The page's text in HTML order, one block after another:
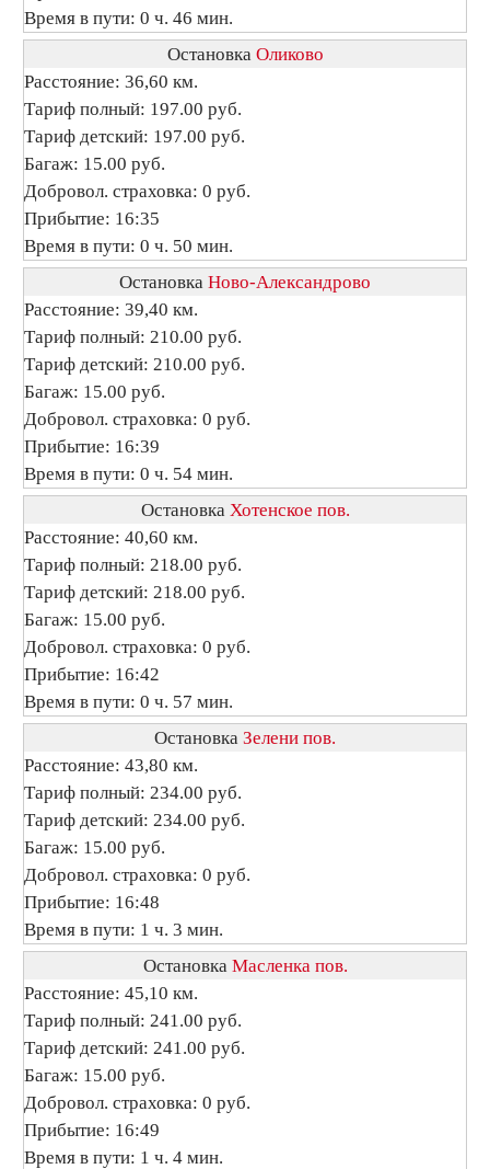
Время в пути: 0 ч. 46 мин.
Остановка Оликово
Расстояние: 36,60 км.
Тариф полный: 197.00 руб.
Тариф детский: 197.00 руб.
Багаж: 15.00 руб.
Добровол. страховка: 0 руб.
Прибытие: 16:35
Время в пути: 0 ч. 50 мин.
Остановка Ново-Александрово
Расстояние: 39,40 км.
Тариф полный: 210.00 руб.
Тариф детский: 210.00 руб.
Багаж: 15.00 руб.
Добровол. страховка: 0 руб.
Прибытие: 16:39
Время в пути: 0 ч. 54 мин.
Остановка Хотенское пов.
Расстояние: 40,60 км.
Тариф полный: 218.00 руб.
Тариф детский: 218.00 руб.
Багаж: 15.00 руб.
Добровол. страховка: 0 руб.
Прибытие: 16:42
Время в пути: 0 ч. 57 мин.
Остановка Зелени пов.
Расстояние: 43,80 км.
Тариф полный: 234.00 руб.
Тариф детский: 234.00 руб.
Багаж: 15.00 руб.
Добровол. страховка: 0 руб.
Прибытие: 16:48
Время в пути: 1 ч. 3 мин.
Остановка Масленка пов.
Расстояние: 45,10 км.
Тариф полный: 241.00 руб.
Тариф детский: 241.00 руб.
Багаж: 15.00 руб.
Добровол. страховка: 0 руб.
Прибытие: 16:49
Время в пути: 1 ч. 4 мин.